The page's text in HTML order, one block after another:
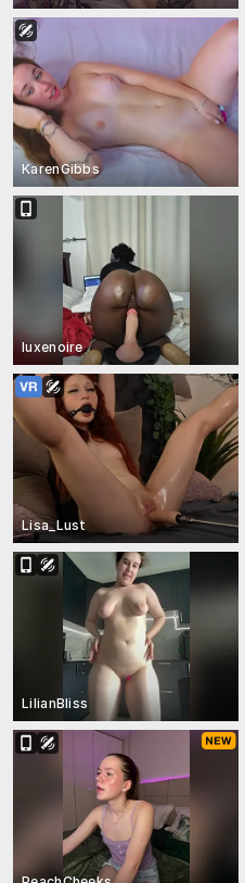
KarenGibbs
luxenoire
Lisa_Lust
LilianBliss